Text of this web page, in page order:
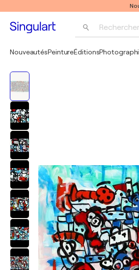
Rechercher
NouveautésPeintureÉditions